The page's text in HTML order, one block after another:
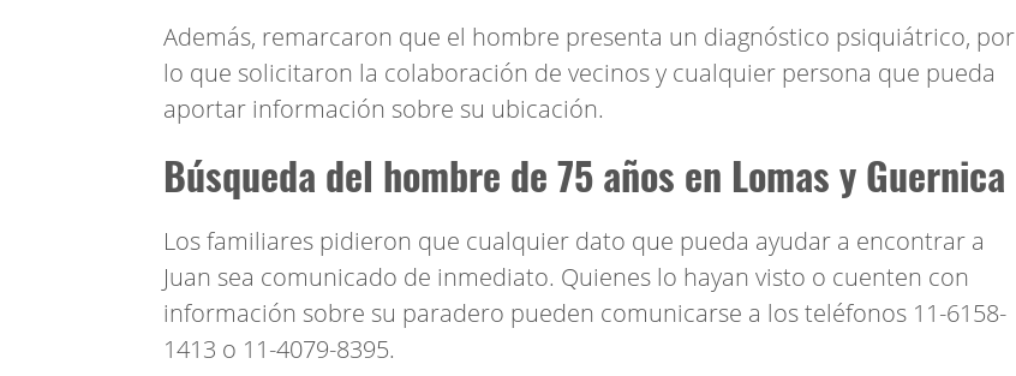
Además, remarcaron que el hombre presenta un diagnóstico psiquiátrico, por
lo que solicitaron la colaboración de vecinos y cualquier persona que pueda
aportar información sobre su ubicación.
Búsqueda del hombre de 75 años en Lomas y Guernica
Los familiares pidieron que cualquier dato que pueda ayudar a encontrar a
Juan sea comunicado de inmediato. Quienes lo hayan visto o cuenten con
información sobre su paradero pueden comunicarse a los teléfonos 11-6158-
1413 o 11-4079-8395.